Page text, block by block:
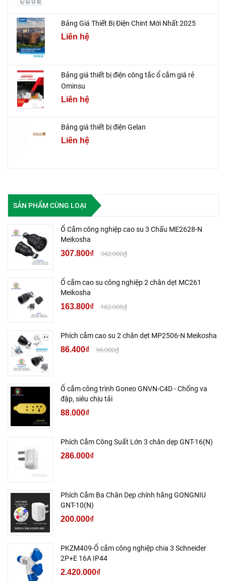
Bảng Giá Thiết Bị Điện Chint Mới Nhất 2025
Liên hệ
Bảng giá thiết bị điện công tắc ổ cắm giá rẻ
Ominsu
Liên hệ
Bảng giá thiết bị điện Gelan
Liên hệ
SẢN PHẨM CÙNG LOẠI
Ổ Cắm công nghiệp cao su 3 Chấu ME2628-N
Meikosha
307.800₫ 342.000₫
Ổ cắm cao su công nghiệp 2 chân dẹt MC261
Meikosha
163.800₫ 182.000₫
Phích cắm cao su 2 chân dẹt MP2506-N Meikosha
86.400₫ 96.000₫
Ổ cắm công trình Goneo GNVN-C4D - Chống va
đập, siêu chịu tải
88.000₫
Phích Cắm Công Suất Lớn 3 chân dẹp GNT-16(N)
286.000₫
Phích Cắm Ba Chân Dẹp chính hãng GONGNIU
GNT-10(N)
200.000₫
PKZM409-Ổ cắm công nghiệp chia 3 Schneider
2P+E 16A IP44
2.420.000₫